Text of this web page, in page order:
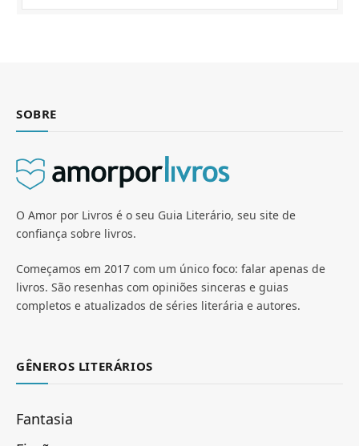
SOBRE
O Amor por Livros é o seu Guia Literário, seu site de
confiança sobre livros.
Começamos em 2017 com um único foco: falar apenas de
livros. São resenhas com opiniões sinceras e guias
completos e atualizados de séries literária e autores.
GÊNEROS LITERÁRIOS
Fantasia